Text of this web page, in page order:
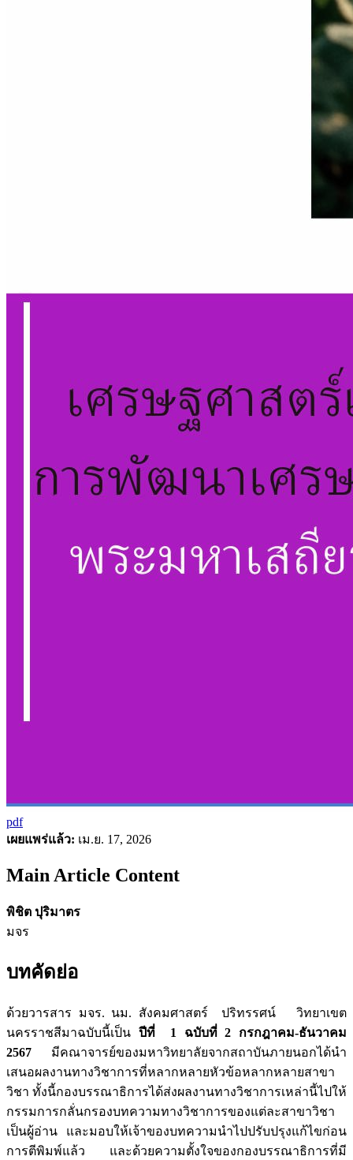
pdf
เผยแพร่แล้ว: เม.ย. 17, 2026
Main Article Content
พิชิต ปุริมาตร
มจร
บทคัดย่อ
ด้วยวารสาร มจร. นม. สังคมศาสตร์ ปริทรรศน์ วิทยาเขต
นครราชสีมาฉบับนี้เป็น ปีที่ 1 ฉบับที่ 2 กรกฎาคม-ธันวาคม
2567 มีคณาจารย์ของมหาวิทยาลัยจากสถาบันภายนอกได้นำ
เสนอผลงานทางวิชาการที่หลากหลายหัวข้อหลากหลายสาขา
วิชา ทั้งนี้กองบรรณาธิการได้ส่งผลงานทางวิชาการเหล่านี้ไปให้
กรรมการกลั่นกรองบทความทางวิชาการของแต่ละสาขาวิชา
เป็นผู้อ่าน และมอบให้เจ้าของบทความนำไปปรับปรุงแก้ไขก่อน
การตีพิมพ์แล้ว และด้วยความตั้งใจของกองบรรณาธิการที่มี